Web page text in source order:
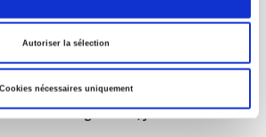
Autoriser la sélection
Cookies nécessaires uniquement
de science politique 76-2, avril-juin
de sociologie 66 3/4, juillet-décembre